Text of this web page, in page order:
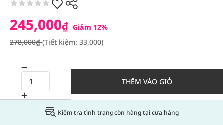
245,000₫ Giảm 12%
278,000₫(Tiết kiệm: 33,000)
THÊM VÀO GIỎ
Kiểm tra tình trạng còn hàng tại cửa hàng